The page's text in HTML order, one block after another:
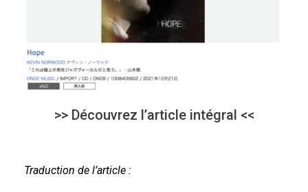
>> Découvrez l’article intégral <<
Traduction de l’article :